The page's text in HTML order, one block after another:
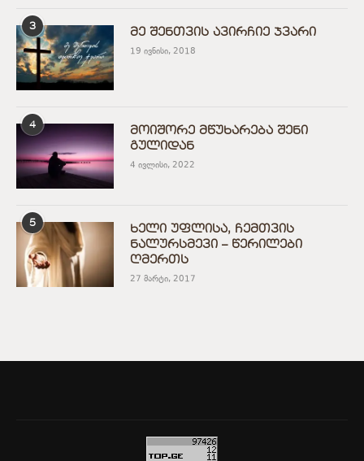
3
მე შენთვის ავირჩიე ჯვარი
19 ივნისი, 2018
4
მოიშორე მწუხარება შენი
გულიდან
4 ივლისი, 2022
5
ხელი უფლისა, ჩემთვის
ნალურსმევი – წერილები
ღმერთს
27 მარტი, 2017